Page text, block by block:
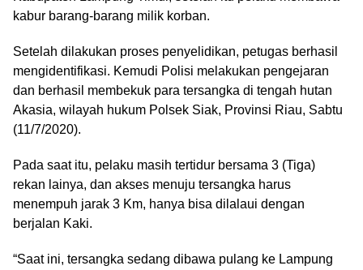
kabur barang-barang milik korban.
Setelah dilakukan proses penyelidikan, petugas berhasil
mengidentifikasi. Kemudi Polisi melakukan pengejaran
dan berhasil membekuk para tersangka di tengah hutan
Akasia, wilayah hukum Polsek Siak, Provinsi Riau, Sabtu
(11/7/2020).
Pada saat itu, pelaku masih tertidur bersama 3 (Tiga)
rekan lainya, dan akses menuju tersangka harus
menempuh jarak 3 Km, hanya bisa dilalaui dengan
berjalan Kaki.
“Saat ini, tersangka sedang dibawa pulang ke Lampung